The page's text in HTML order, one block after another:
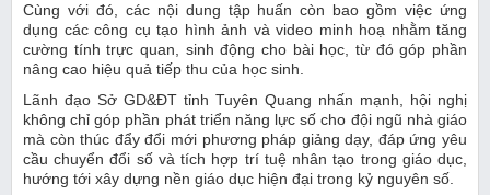
Cùng với đó, các nội dung tập huấn còn bao gồm việc ứng
dụng các công cụ tạo hình ảnh và video minh hoạ nhằm tăng
cường tính trực quan, sinh động cho bài học, từ đó góp phần
nâng cao hiệu quả tiếp thu của học sinh.
Lãnh đạo Sở GD&ĐT tỉnh Tuyên Quang nhấn mạnh, hội nghị
không chỉ góp phần phát triển năng lực số cho đội ngũ nhà giáo
mà còn thúc đẩy đổi mới phương pháp giảng dạy, đáp ứng yêu
cầu chuyển đổi số và tích hợp trí tuệ nhân tạo trong giáo dục,
hướng tới xây dựng nền giáo dục hiện đại trong kỷ nguyên số.